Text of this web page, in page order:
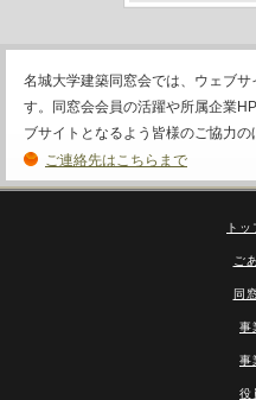
名城大学建築同窓会では、ウェブ
す。同窓会会員の活躍や所属企業
ブサイトとなるよう皆様のご協力の
ご連絡先はこちらまで
ト
ご
同
事
事
役